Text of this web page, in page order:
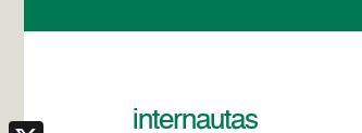
internautas